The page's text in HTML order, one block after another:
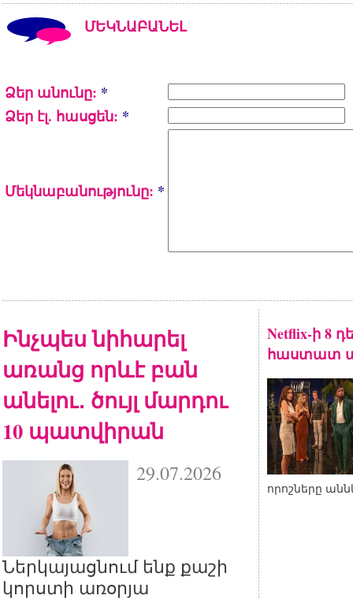
ՄԵԿՆԱԲԱՆԵԼ
Ձեր անունը: *
Ձեր էլ. հասցեն: *
Մեկնաբանությունը: *
Ինչպես նիհարել
առանց որևէ բան
անելու․ ծույլ մարդու
10 պատվիրան
29.07.2026
Ներկայացնում ենք քաշի
կորստի առօրյա
Netflix-ի 8
հաստատ
որոշները